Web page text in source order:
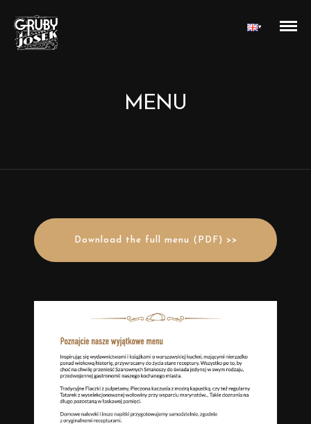
▾
MENU
Download the full menu (PDF) >>